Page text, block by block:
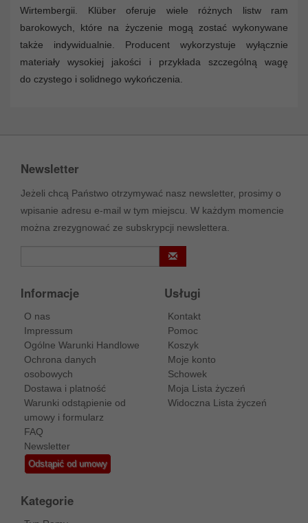
Wirtembergii. Klüber oferuje wiele różnych listw ram
barokowych, które na życzenie mogą zostać wykonywane
także indywidualnie. Producent wykorzystuje wyłącznie
materiały wysokiej jakości i przykłada szczególną wagę
do czystego i solidnego wykończenia.
Newsletter
Jeżeli chcą Państwo otrzymywać nasz newsletter, prosimy o
wpisanie adresu e-mail w tym miejscu. W każdym momencie
można zrezygnować ze subskrypcji newslettera.
Informacje
O nas
Impressum
Ogólne Warunki Handlowe
Ochrona danych
osobowych
Dostawa i platność
Warunki odstąpienie od
umowy i formularz
FAQ
Newsletter
Odstąpić od umowy
Usługi
Kontakt
Pomoc
Koszyk
Moje konto
Schowek
Moja Lista życzeń
Widoczna Lista życzeń
Kategorie